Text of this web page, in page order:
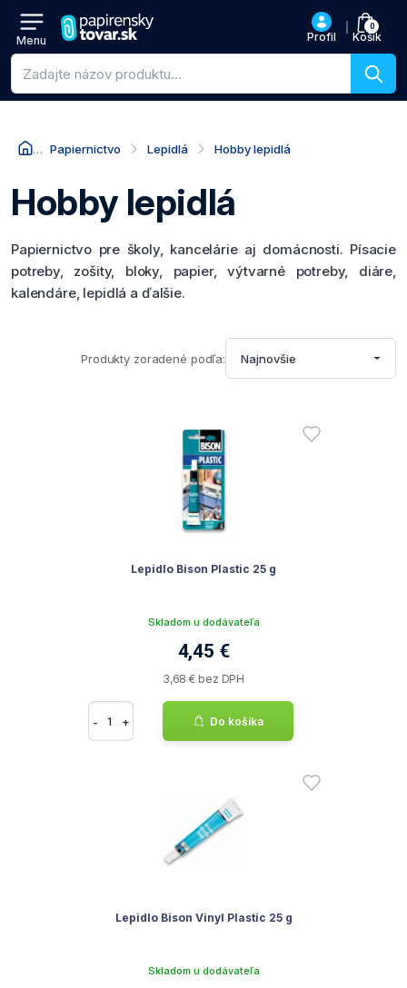
Menu Profil
0
Košík
Vyhľadávanie produktov
Papiernictvo Lepidlá Hobby lepidlá
Hobby lepidlá
Papiernictvo pre školy, kancelárie aj domácnosti. Písacie
potreby, zošity, bloky, papier, výtvarné potreby, diáre,
kalendáre, lepidlá a ďalšie.
Produkty zoradené podľa: Najnovšie
Lepidlo Bison Plastic 25 g
Skladom u dodávateľa
4,45 €
3,68 € bez DPH
- + Do košíka
Lepidlo Bison Vinyl Plastic 25 g
Skladom u dodávateľa